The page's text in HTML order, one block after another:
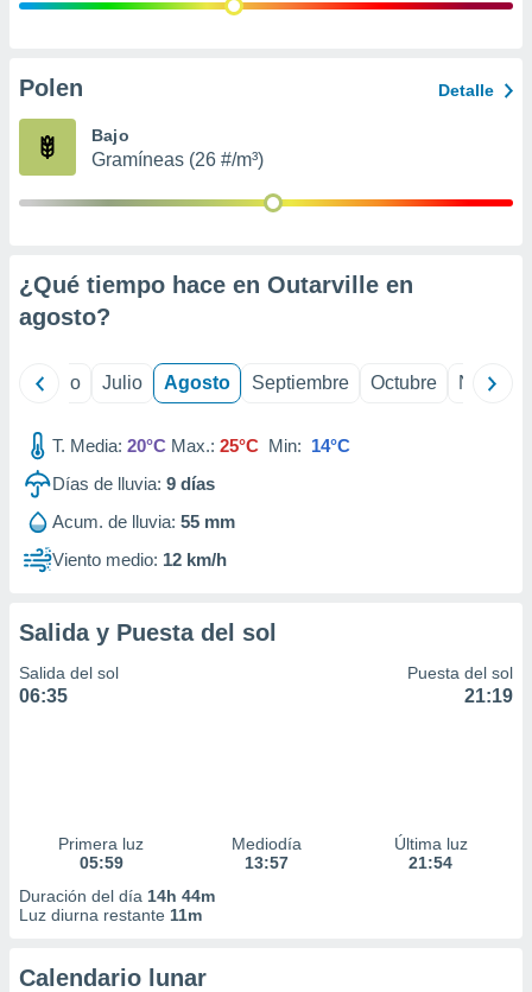
e
publicidad
Polen Detalle
Bajo
Gramíneas (26 #/m³)
¿Qué tiempo hace en Outarville en
agosto?
Junio Julio Agosto Septiembre Octubre
T. Media: 20°C Max.: 25°C Min: 14°C
Días de lluvia: 9 días
Acum. de lluvia: 55 mm
Viento medio: 12 km/h
Salida y Puesta del sol
Salida del sol
06:35
Puesta del sol
21:19
Primera luz
05:59
Mediodía
13:57
Última luz
21:54
Duración del día 14h 44m
Luz diurna restante 11m
Calendario lunar